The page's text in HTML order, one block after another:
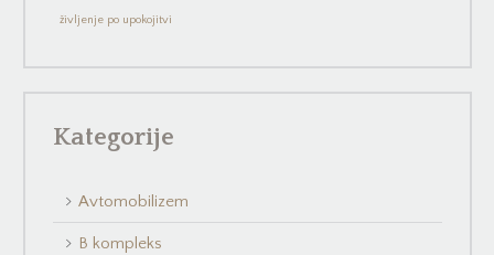
življenje po upokojitvi
Kategorije
Avtomobilizem
B kompleks